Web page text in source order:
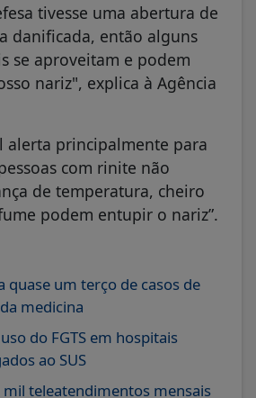
tivesse uma abertura de
danificada, então alguns
se aproveitam e podem
nariz", explica à Agência
alerta principalmente para
com rinite não
de temperatura, cheiro
podem entupir o nariz”.
quase um terço de casos de
medicina
do FGTS em hospitais
ao SUS
teleatendimentos mensais